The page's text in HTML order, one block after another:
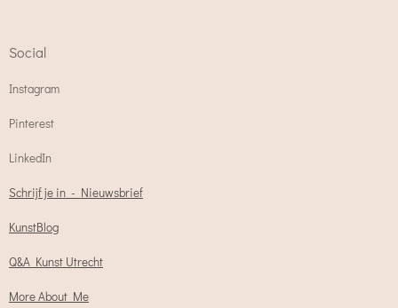
Social
Instagram
Pinterest
LinkedIn
Schrijf je in - Nieuwsbrief
KunstBlog
Q&A Kunst Utrecht
More About Me